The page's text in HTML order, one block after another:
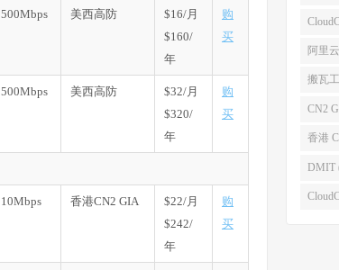
500Mbps 美西高防
$16/月
$160/
年
购
买
500Mbps 美西高防
$32/月
$320/
年
购
买
10Mbps 香港CN2 GIA
$22/月
$242/
年
购
买
阿里
搬瓦
(96)
CN2
香港
(92)
DMIT